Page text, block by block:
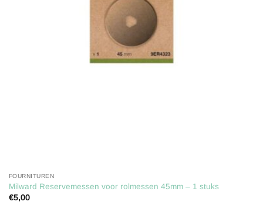
FOURNITUREN
Milward Reservemessen voor rolmessen 45mm – 1 stuks
€5,00